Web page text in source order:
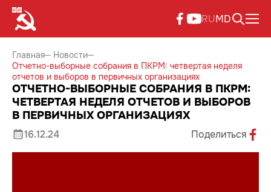
RUMD
Главная
Новости
Отчетно-выборные собрания в ПКРМ: четвертая неделя
отчетов и выборов в первичных организациях
ОТЧЕТНО-ВЫБОРНЫЕ СОБРАНИЯ В ПКРМ:
ЧЕТВЕРТАЯ НЕДЕЛЯ ОТЧЕТОВ И ВЫБОРОВ
В ПЕРВИЧНЫХ ОРГАНИЗАЦИЯХ
16.12.24 Поделиться